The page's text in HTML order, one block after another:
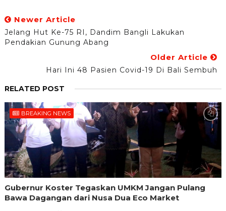
Newer Article
Jelang Hut Ke-75 RI, Dandim Bangli Lakukan
Pendakian Gunung Abang
Older Article
Hari Ini 48 Pasien Covid-19 Di Bali Sembuh
RELATED POST
BREAKING NEWS
Gubernur Koster Tegaskan UMKM Jangan Pulang
Bawa Dagangan dari Nusa Dua Eco Market